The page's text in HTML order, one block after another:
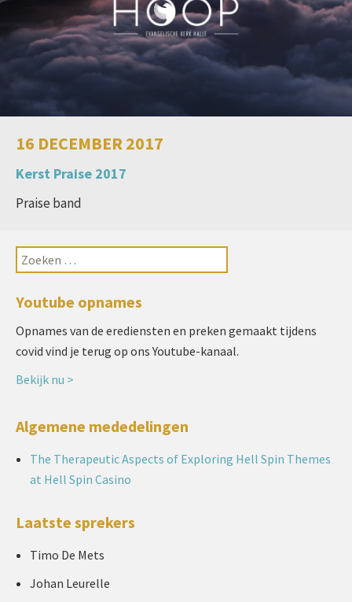
16 DECEMBER 2017
Kerst Praise 2017
Praise band
Youtube opnames
Opnames van de erediensten en preken gemaakt tijdens
covid vind je terug op ons Youtube-kanaal.
Bekijk nu >
Algemene mededelingen
The Therapeutic Aspects of Exploring Hell Spin Themes
at Hell Spin Casino
Laatste sprekers
Timo De Mets
Johan Leurelle